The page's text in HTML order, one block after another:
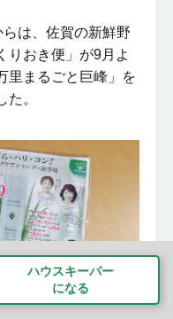
は、佐賀の新鮮野
りおき便」が9月よ
里まるごと巨峰」を
。
ハウスキーパー
になる